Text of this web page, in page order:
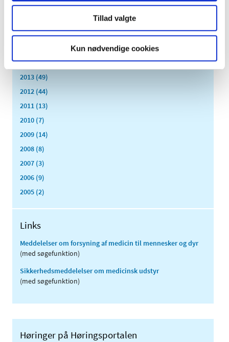
Tillad valgte
Kun nødvendige cookies
januar (11)
2016 (167)
2014 (44)
2013 (49)
2012 (44)
2011 (13)
2010 (7)
2009 (14)
2008 (8)
2007 (3)
2006 (9)
2005 (2)
Links
Meddelelser om forsyning af medicin til mennesker og dyr
(med søgefunktion)
Sikkerhedsmeddelelser om medicinsk udstyr
(med søgefunktion)
Høringer på Høringsportalen